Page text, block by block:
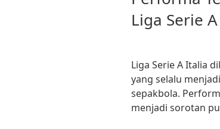
Liga Serie A
Liga Serie A Italia
yang selalu
sepakbola.
menjadi sorotan